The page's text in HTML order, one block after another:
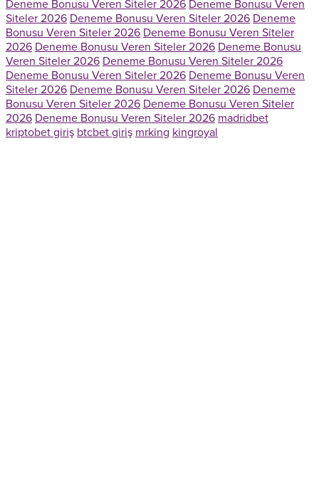
Deneme Bonusu Veren Siteler 2026 Deneme Bonusu Veren
Siteler 2026 Deneme Bonusu Veren Siteler 2026 Deneme
Bonusu Veren Siteler 2026 Deneme Bonusu Veren Siteler
2026 Deneme Bonusu Veren Siteler 2026 Deneme Bonusu
Veren Siteler 2026 Deneme Bonusu Veren Siteler 2026
Deneme Bonusu Veren Siteler 2026 Deneme Bonusu Veren
Siteler 2026 Deneme Bonusu Veren Siteler 2026 Deneme
Bonusu Veren Siteler 2026 Deneme Bonusu Veren Siteler
2026 Deneme Bonusu Veren Siteler 2026 madridbet
kriptobet giriş btcbet giriş mrking kingroyal